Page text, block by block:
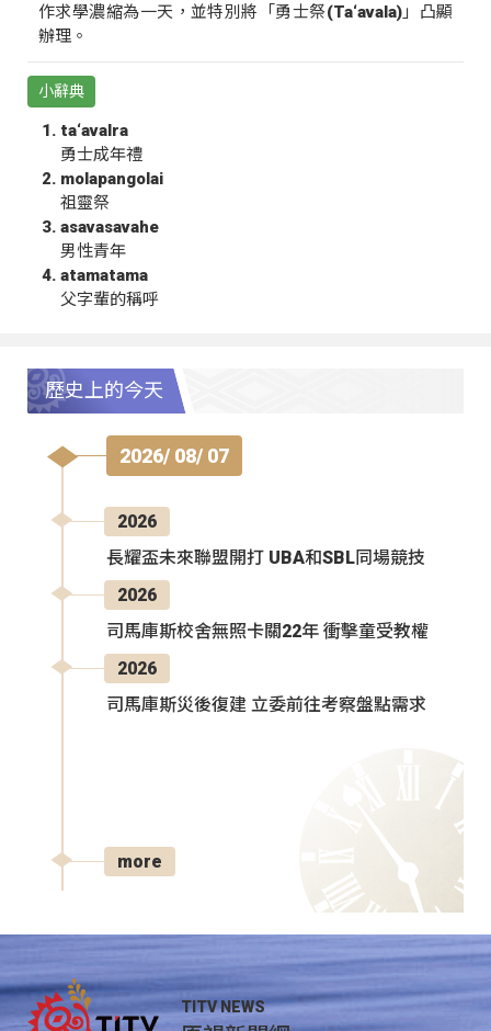
作求學濃縮為一天，並特別將「勇士祭(Ta‘avala)」凸顯
辦理。
小辭典
ta‘avalra
勇士成年禮
molapangolai
祖靈祭
asavasavahe
男性青年
atamatama
父字輩的稱呼
歷史上的今天
2026/ 08/ 07
2026
長耀盃未來聯盟開打 UBA和SBL同場競技
2026
司馬庫斯校舍無照卡關22年 衝擊童受教權
2026
司馬庫斯災後復建 立委前往考察盤點需求
more
TITV NEWS